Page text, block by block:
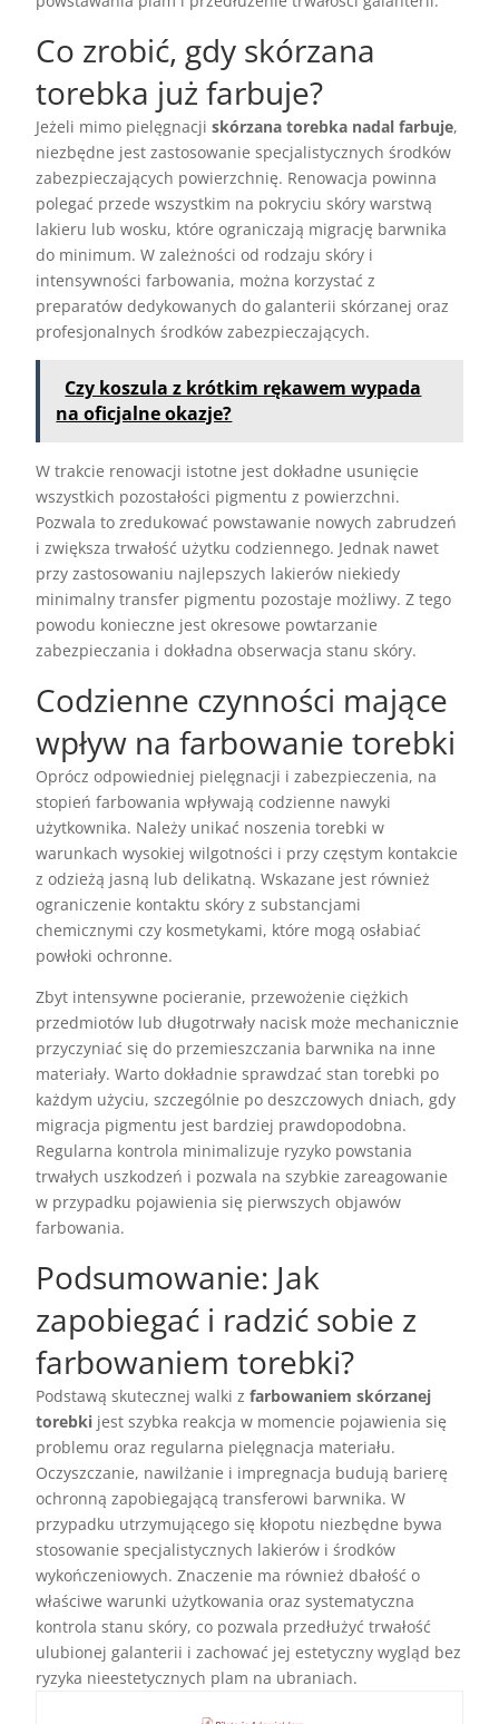
Co zrobić, gdy skórzana
torebka już farbuje?
Jeżeli mimo pielęgnacjiskórzana torebka nadal farbuje,
niezbędne jest zastosowanie specjalistycznych środków
zabezpieczających powierzchnię. Renowacja powinna
polegać przede wszystkim na pokryciu skóry warstwą
lakieru lub wosku, które ograniczają migrację barwnika
do minimum. W zależności od rodzaju skóry i
intensywności farbowania, można korzystać z
preparatów dedykowanych do galanterii skórzanej oraz
profesjonalnych środków zabezpieczających.
Czy koszula z krótkim rękawem wypada
na oficjalne okazje?
W trakcie renowacji istotne jest dokładne usunięcie
wszystkich pozostałości pigmentu z powierzchni.
Pozwala to zredukować powstawanie nowych zabrudzeń
i zwiększa trwałość użytku codziennego. Jednak nawet
przy zastosowaniu najlepszych lakierów niekiedy
minimalny transfer pigmentu pozostaje możliwy. Z tego
powodu konieczne jest okresowe powtarzanie
zabezpieczania i dokładna obserwacja stanu skóry.
Codzienne czynności mające
wpływ na farbowanie torebki
Oprócz odpowiedniej pielęgnacji i zabezpieczenia, na
stopień farbowania wpływają codzienne nawyki
użytkownika. Należy unikać noszenia torebki w
warunkach wysokiej wilgotności i przy częstym kontakcie
z odzieżą jasną lub delikatną. Wskazane jest również
ograniczenie kontaktu skóry z substancjami
chemicznymi czy kosmetykami, które mogą osłabiać
powłoki ochronne.
Zbyt intensywne pocieranie, przewożenie ciężkich
przedmiotów lub długotrwały nacisk może mechanicznie
przyczyniać się do przemieszczania barwnika na inne
materiały. Warto dokładnie sprawdzać stan torebki po
każdym użyciu, szczególnie po deszczowych dniach, gdy
migracja pigmentu jest bardziej prawdopodobna.
Regularna kontrola minimalizuje ryzyko powstania
trwałych uszkodzeń i pozwala na szybkie zareagowanie
w przypadku pojawienia się pierwszych objawów
farbowania.
Podsumowanie: Jak
zapobiegać i radzić sobie z
farbowaniem torebki?
Podstawą skutecznej walki zfarbowaniem skórzanej
torebki jest szybka reakcja w momencie pojawienia się
problemu oraz regularna pielęgnacja materiału.
Oczyszczanie, nawilżanie i impregnacja budują barierę
ochronną zapobiegającą transferowi barwnika. W
przypadku utrzymującego się kłopotu niezbędne bywa
stosowanie specjalistycznych lakierów i środków
wykończeniowych. Znaczenie ma również dbałość o
właściwe warunki użytkowania oraz systematyczna
kontrola stanu skóry, co pozwala przedłużyć trwałość
ulubionej galanterii i zachować jej estetyczny wygląd bez
ryzyka nieestetycznych plam na ubraniach.